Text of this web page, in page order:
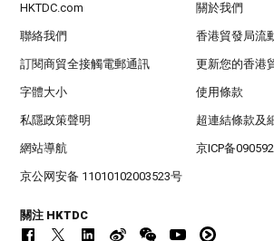
HKTDC.com 關於我們
聯絡我們 香港貿發局流
訂閱商貿全接觸電郵通訊 更新您的香港
字體大小 使用條款
私隱政策聲明 超連結條款及
網站導航 京ICP备
京公网安备 11010102003523号
關注 HKTDC